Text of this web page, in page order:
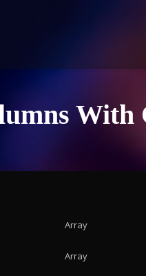
With
Array
Array